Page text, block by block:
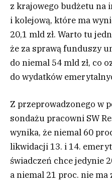
z krajowego budżetu
i kolejową, które ma
20,1 mld zł. Warto tu
że za sprawą funduszy
do niemal 54 mld zł, co
do wydatków
Z przeprowadzonego w
sondażu pracowni SW
wynika, że niemal 60
likwidacji 13. i 14.
świadczeń chce jedynie
a niemal 21 proc. nie ma